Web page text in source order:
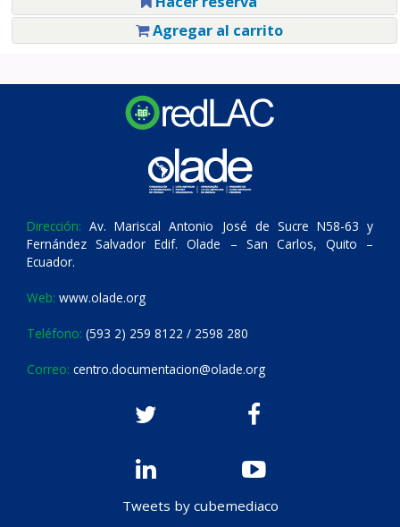
Agregar al carrito
Dirección: Av. Mariscal Antonio José de Sucre N58-63 y
Fernández Salvador Edif. Olade – San Carlos, Quito –
Ecuador.
Web: www.olade.org
Teléfono: (593 2) 259 8122 / 2598 280
Correo: centro.documentacion@olade.org
Tweets by cubemediaco